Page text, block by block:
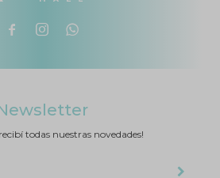
  
todas nuestras novedades!